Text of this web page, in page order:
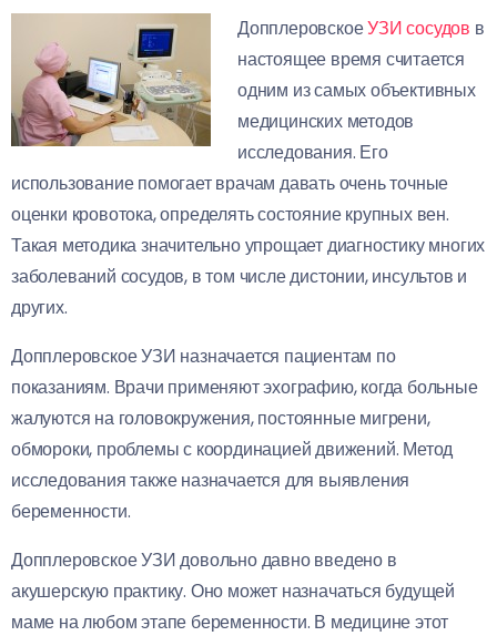
ДопплеровскоеУЗИ сосудов в
настоящее время считается
одним из самых объективных
медицинских методов
исследования. Его
использование помогает врачам давать очень точные
оценки кровотока, определять состояние крупных вен.
Такая методика значительно упрощает диагностику многих
заболеваний сосудов, в том числе дистонии, инсультов и
других.
Допплеровское УЗИ назначается пациентам по
показаниям. Врачи применяют эхографию, когда больные
жалуются на головокружения, постоянные мигрени,
обмороки, проблемы с координацией движений. Метод
исследования также назначается для выявления
беременности.
Допплеровское УЗИ довольно давно введено в
акушерскую практику. Оно может назначаться будущей
маме на любом этапе беременности. В медицине этот